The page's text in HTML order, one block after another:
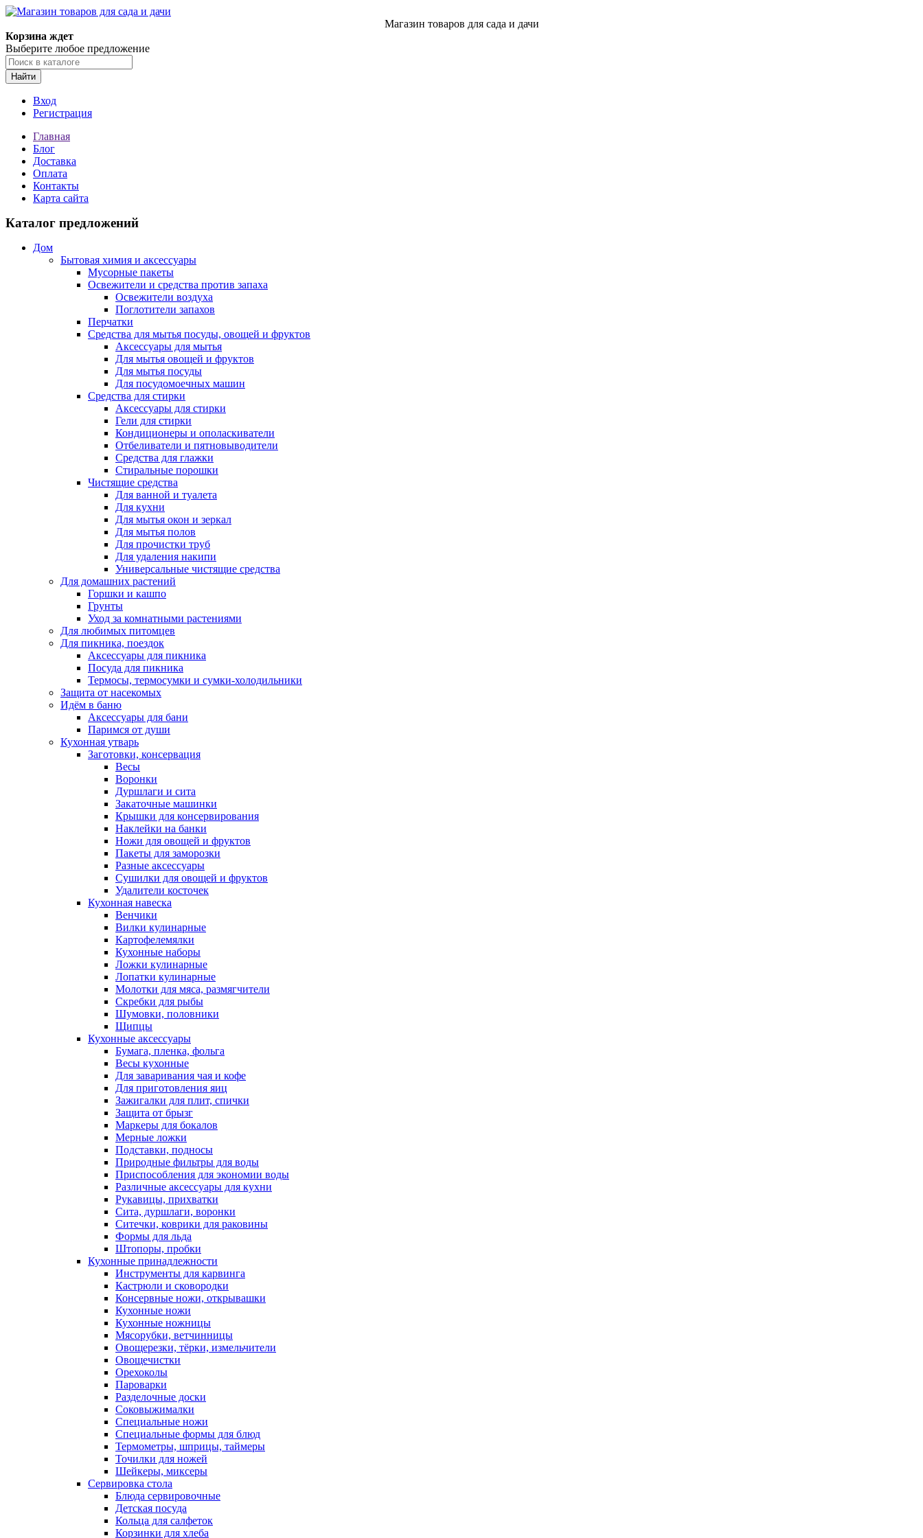
Магазин товаров для сада и дачи
Корзина ждет
Выберите любое предложение
Найти
Вход
Регистрация
Главная
Блог
Доставка
Оплата
Контакты
Карта сайта
Каталог предложений
Дом
Бытовая химия и аксессуары
Мусорные пакеты
Освежители и средства против запаха
Освежители воздуха
Поглотители запахов
Перчатки
Средства для мытья посуды, овощей и фруктов
Аксессуары для мытья
Для мытья овощей и фруктов
Для мытья посуды
Для посудомоечных машин
Средства для стирки
Аксессуары для стирки
Гели для стирки
Кондиционеры и ополаскиватели
Отбеливатели и пятновыводители
Средства для глажки
Стиральные порошки
Чистящие средства
Для ванной и туалета
Для кухни
Для мытья окон и зеркал
Для мытья полов
Для прочистки труб
Для удаления накипи
Универсальные чистящие средства
Для домашних растений
Горшки и кашпо
Грунты
Уход за комнатными растениями
Для любимых питомцев
Для пикника, поездок
Аксессуары для пикника
Посуда для пикника
Термосы, термосумки и сумки-холодильники
Защита от насекомых
Идём в баню
Аксессуары для бани
Паримся от души
Кухонная утварь
Заготовки, консервация
Весы
Воронки
Дуршлаги и сита
Закаточные машинки
Крышки для консервирования
Наклейки на банки
Ножи для овощей и фруктов
Пакеты для заморозки
Разные аксессуары
Сушилки для овощей и фруктов
Удалители косточек
Кухонная навеска
Венчики
Вилки кулинарные
Картофелемялки
Кухонные наборы
Ложки кулинарные
Лопатки кулинарные
Молотки для мяса, размягчители
Скребки для рыбы
Шумовки, половники
Щипцы
Кухонные аксессуары
Бумага, пленка, фольга
Весы кухонные
Для заваривания чая и кофе
Для приготовления яиц
Зажигалки для плит, спички
Защита от брызг
Маркеры для бокалов
Мерные ложки
Подставки, подносы
Природные фильтры для воды
Приспособления для экономии воды
Различные аксессуары для кухни
Рукавицы, прихватки
Сита, дуршлаги, воронки
Ситечки, коврики для раковины
Формы для льда
Штопоры, пробки
Кухонные принадлежности
Инструменты для карвинга
Кастрюли и сковородки
Консервные ножи, открывашки
Кухонные ножи
Кухонные ножницы
Мясорубки, ветчинницы
Овощерезки, тёрки, измельчители
Овощечистки
Орехоколы
Пароварки
Разделочные доски
Соковыжималки
Специальные ножи
Специальные формы для блюд
Термометры, шприцы, таймеры
Точилки для ножей
Шейкеры, миксеры
Сервировка стола
Блюда сервировочные
Детская посуда
Кольца для салфеток
Корзинки для хлеба